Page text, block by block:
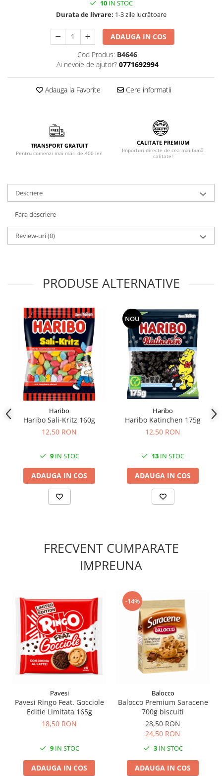
Zahăr & Îndulcitori
Creme & Esente
Paste Italiene
10IN STOC
Durata de livrare: 1-3 zile lucrătoare
ADAUGA IN COS
Cod Produs: B4646
Ai nevoie de ajutor? 0771692994
Adauga la Favorite Cere informatii
TRANSPORT GRATUIT
Pentru comenzi mai mari de 400 lei!
CALITATE PREMIUM
Importuri directe de cea mai bună
calitate!
Descriere
Fara descriere
Review-uri(0)
PRODUSE ALTERNATIVE
Haribo
Haribo Sali-Kritz 160g
12,50 RON
9IN STOC
ADAUGA IN COS
NOU
Haribo
Haribo Katinchen 175g
12,50 RON
13 IN STOC
ADAUGA IN COS
FRECVENT CUMPARATE
IMPREUNA
Pavesi
Pavesi Ringo Feat. Gocciole
Editie Limitata 165g
18,50 RON
9IN STOC
ADAUGA IN COS
-14%
Balocco
Balocco Premium Saracene
700g biscuiti
28,50 RON
24,50 RON
3IN STOC
ADAUGA IN COS